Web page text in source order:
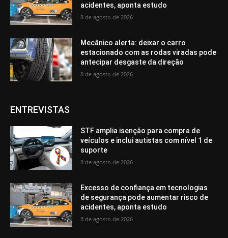
acidentes, aponta estudo
8 de agosto de 2026
Mecânico alerta: deixar o carro
estacionado com as rodas viradas pode
antecipar desgaste da direção
8 de agosto de 2026
ENTREVISTAS
STF amplia isenção para compra de
veículos e inclui autistas com nível 1 de
suporte
8 de agosto de 2026
Excesso de confiança em tecnologias
de segurança pode aumentar risco de
acidentes, aponta estudo
8 de agosto de 2026